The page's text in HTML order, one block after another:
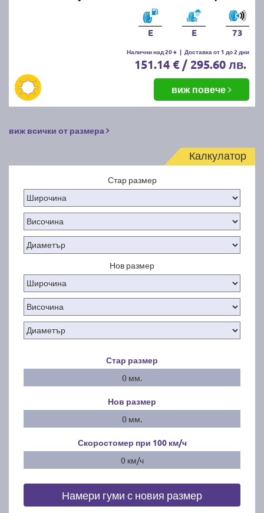
E E 73
Налични над 20 + | Доставка от 1 до 2 дни
151.14 € / 295.60 лв.
виж повече
виж всички от размера
Калкулатор
Стар размер
Нов размер
Стар размер
0 мм.
Нов размер
0 мм.
Скоростомер при 100 км/ч
0 км/ч
Намери гуми с новия размер